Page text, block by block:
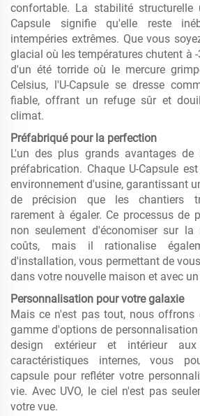
confortable. La stabilité structurelle
Capsule signifie qu'elle reste
intempéries extrêmes. Que vous
glacial où les températures chutent à
d'un été torride où le mercure
Celsius, l'U-Capsule se dresse
fiable, offrant un refuge sûr et
climat.
Préfabriqué pour la perfection
L'un des plus grands avantages de
préfabrication. Chaque U-Capsule
environnement d'usine, garantissant
de précision que les chantiers
rarement à égaler. Ce processus de
non seulement d'économiser sur
coûts, mais il rationalise
d'installation, vous permettant de
dans votre nouvelle maison et avec
Personnalisation pour votre galaxie
Mais ce n'est pas tout, nous offrons
gamme d'options de personnalisation
design extérieur et intérieur
caractéristiques internes, vous
capsule pour refléter votre
vie. Avec UVO, le ciel n'est pas
votre vue.